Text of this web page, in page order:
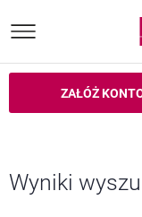
ZAŁÓŻ
Wyniki